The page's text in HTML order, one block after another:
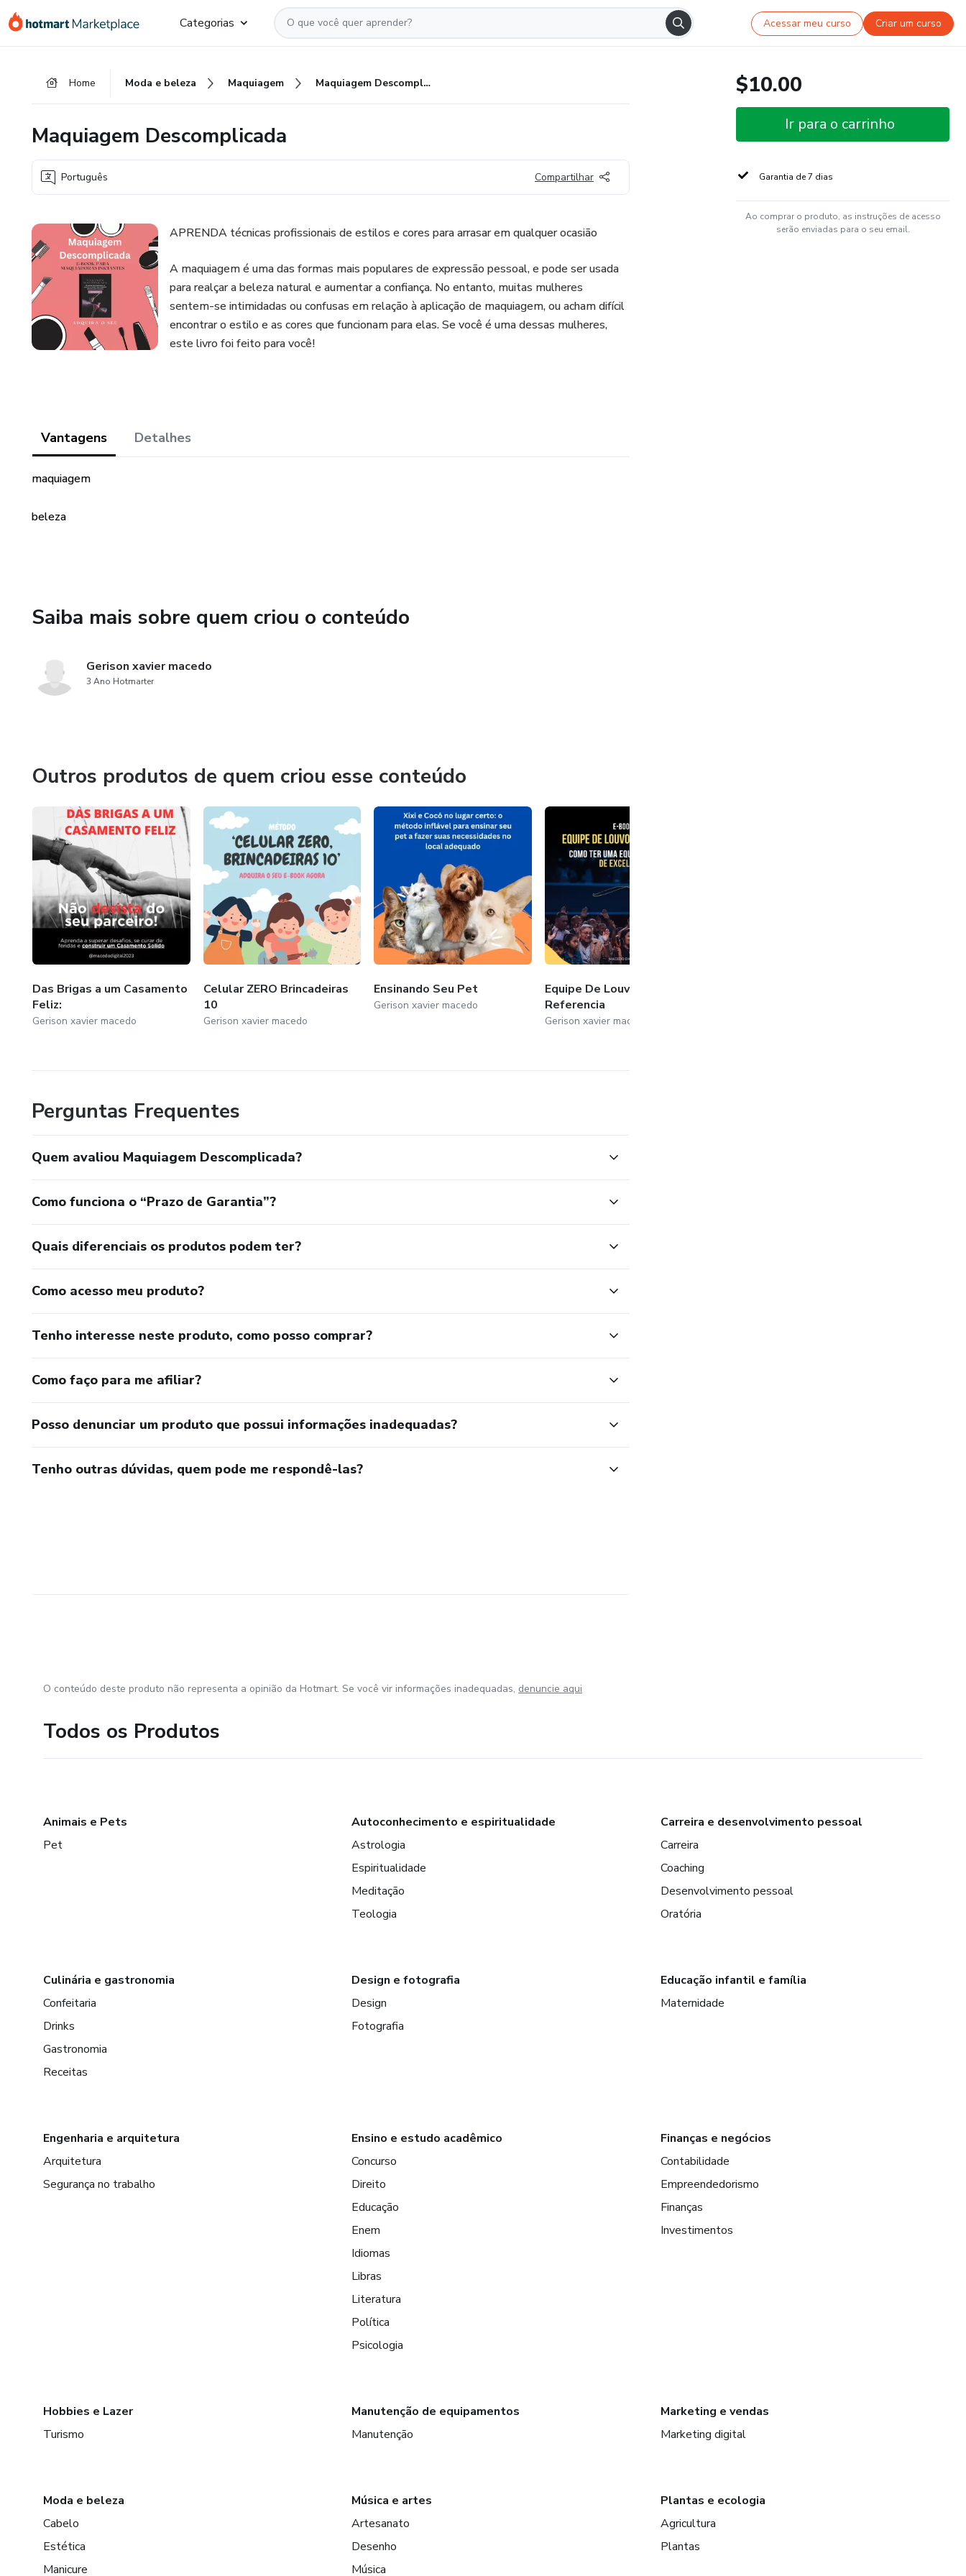
para
para
para
Categorias Acessar meu curso Criar um curso
Home Moda e beleza Maquiagem Maquiagem Descomplicada
Maquiagem Descomplicada
Português Compartilhar
APRENDA técnicas profissionais de estilos e cores para arrasar em qualquer ocasião
A maquiagem é uma das formas mais populares de expressão pessoal, e pode ser usada
para realçar a beleza natural e aumentar a confiança. No entanto, muitas mulheres
sentem-se intimidadas ou confusas em relação à aplicação de maquiagem, ou acham difícil
encontrar o estilo e as cores que funcionam para elas. Se você é uma dessas mulheres,
este livro foi feito para você!
Vantagens Detalhes
maquiagem
beleza
Saiba mais sobre quem criou o conteúdo
Gerison xavier macedo
3 Ano Hotmarter
Outros produtos de quem criou esse conteúdo
Das Brigas a um Casamento
Feliz:
Gerison xavier macedo
Celular ZERO Brincadeiras
10
Gerison xavier macedo
Ensinando Seu Pet
Gerison xavier macedo
Equipe De Louvor
Referencia
Gerison xavier macedo
Perguntas Frequentes
Quem avaliou Maquiagem Descomplicada?
Como funciona o “Prazo de Garantia”?
Quais diferenciais os produtos podem ter?
Como acesso meu produto?
Tenho interesse neste produto, como posso comprar?
Como faço para me afiliar?
Posso denunciar um produto que possui informações inadequadas?
Tenho outras dúvidas, quem pode me respondê-las?
$10.00
Ir para o carrinho
Garantia de 7 dias
Ao comprar o produto, as instruções de acesso
serão enviadas para o seu email.
O conteúdo deste produto não representa a opinião da Hotmart. Se você vir informações inadequadas, denuncie aqui
Todos os Produtos
Animais e Pets
Pet
Autoconhecimento e espiritualidade
Astrologia
Espiritualidade
Meditação
Teologia
Carreira e desenvolvimento pessoal
Carreira
Coaching
Desenvolvimento pessoal
Oratória
Culinária e gastronomia
Confeitaria
Drinks
Gastronomia
Receitas
Design e fotografia
Design
Fotografia
Educação infantil e família
Maternidade
Engenharia e arquitetura
Arquitetura
Segurança no trabalho
Ensino e estudo acadêmico
Concurso
Direito
Educação
Enem
Idiomas
Libras
Literatura
Política
Psicologia
Finanças e negócios
Contabilidade
Empreendedorismo
Finanças
Investimentos
Hobbies e Lazer
Turismo
Manutenção de equipamentos
Manutenção
Marketing e vendas
Marketing digital
Moda e beleza
Cabelo
Estética
Manicure
Música e artes
Artesanato
Desenho
Música
Plantas e ecologia
Agricultura
Plantas